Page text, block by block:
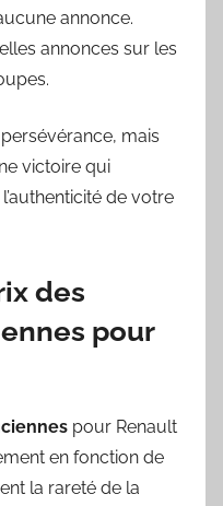
annonce.
annonces sur les
mais
victoire qui
de votre
des
pour
pour Renault
en fonction de
la rareté de la